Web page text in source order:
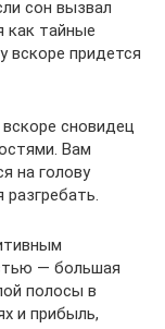
сон вызвал
как тайные
придется
сновидец
Вам
на голову
— большая
полосы в
и прибыль,